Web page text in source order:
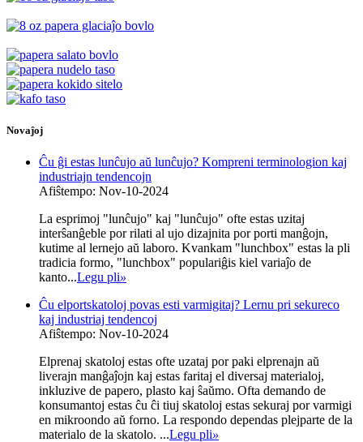
Novaĵoj
Ĉu ĝi estas lunĉujo aŭ lunĉujo? Kompreni terminologion kaj
industriajn tendencojn
Afiŝtempo: Nov-10-2024
La esprimoj "lunĉujo" kaj "lunĉujo" ofte estas uzitaj
interŝanĝeble por rilati al ujo dizajnita por porti manĝojn,
kutime al lernejo aŭ laboro. Kvankam "lunchbox" estas la pli
tradicia formo, "lunchbox" populariĝis kiel variaĵo de
kanto...Legu pli»
Ĉu elportskatoloj povas esti varmigitaj? Lernu pri sekureco
kaj industriaj tendencoj
Afiŝtempo: Nov-10-2024
Elprenaj skatoloj estas ofte uzataj por paki elprenajn aŭ
liverajn manĝaĵojn kaj estas faritaj el diversaj materialoj,
inkluzive de papero, plasto kaj ŝaŭmo. Ofta demando de
konsumantoj estas ĉu ĉi tiuj skatoloj estas sekuraj por varmigi
en mikroondo aŭ forno. La respondo dependas plejparte de la
materialo de la skatolo. ...Legu pli»